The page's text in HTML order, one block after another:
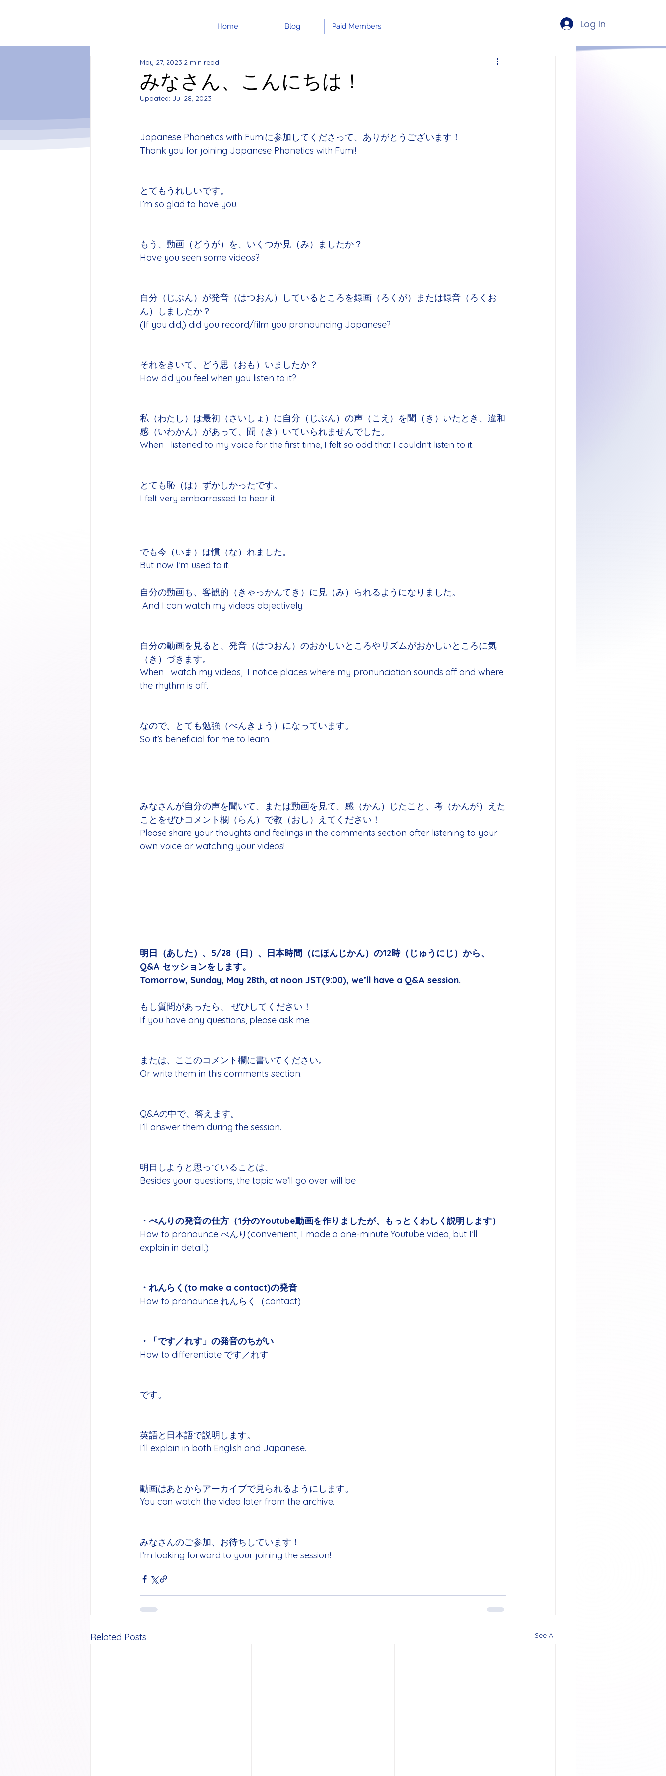
Home Blog Paid Members Log In
みなさん、こんにちは！
May 27, 2023 2 min read
Updated: Jul 28, 2023
Japanese Phonetics with Fumiに参加してくださって、ありがとうございます！
Thank you for joining Japanese Phonetics with Fumi!
とてもうれしいです。
I’m so glad to have you.
もう、動画（どうが）を、いくつか見（み）ましたか？
Have you seen some videos?
自分（じぶん）が発音（はつおん）しているところを録画（ろくが）または録音（ろくお
ん）しましたか？
(If you did,) did you record/film you pronouncing Japanese?
それをきいて、どう思（おも）いましたか？
How did you feel when you listen to it?
私（わたし）は最初（さいしょ）に自分（じぶん）の声（こえ）を聞（き）いたとき、違和
感（いわかん）があって、聞（き）いていられませんでした。
When I listened to my voice for the first time, I felt so odd that I couldn’t listen to it.
とても恥（は）ずかしかったです。
I felt very embarrassed to hear it.
でも今（いま）は慣（な）れました。
But now I’m used to it.
自分の動画も、客観的（きゃっかんてき）に見（み）られるようになりました。
And I can watch my videos objectively.
自分の動画を見ると、発音（はつおん）のおかしいところやリズムがおかしいところに気
（き）づきます。
When I watch my videos,  I notice places where my pronunciation sounds off and where
the rhythm is off.
なので、とても勉強（べんきょう）になっています。
So it’s beneficial for me to learn.
みなさんが自分の声を聞いて、または動画を見て、感（かん）じたこと、考（かんが）えた
ことをぜひコメント欄（らん）で教（おし）えてください！
Please share your thoughts and feelings in the comments section after listening to your
own voice or watching your videos!
明日（あした）、5/28（日）、日本時間（にほんじかん）の12時（じゅうにじ）から、
Q&A セッションをします。
Tomorrow, Sunday, May 28th, at noon JST(9:00), we’ll have a Q&A session.
もし質問があったら、 ぜひしてください！
If you have any questions, please ask me.
または、ここのコメント欄に書いてください。
Or write them in this comments section.
Q&Aの中で、答えます。
I’ll answer them during the session.
明日しようと思っていることは、
Besides your questions, the topic we’ll go over will be
・べんりの発音の仕方（1分のYoutube動画を作りましたが、もっとくわしく説明します）
How to pronounce べんり(convenient, I made a one-minute Youtube video, but I’ll
explain in detail.)
・れんらく(to make a contact)の発音
How to pronounce れんらく（contact)
・「です／れす」の発音のちがい
How to differentiate です／れす
です。
英語と日本語で説明します。
I’ll explain in both English and Japanese.
動画はあとからアーカイブで見られるようにします。
You can watch the video later from the archive.
みなさんのご参加、お待ちしています！
I’m looking forward to your joining the session!
Related Posts See All